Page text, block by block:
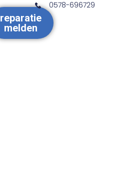
reparatie
melden
0578-696729